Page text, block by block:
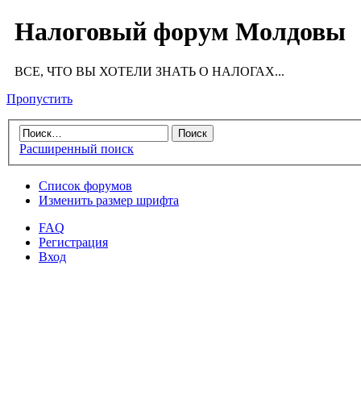
Налоговый форум Молдовы
ВСЕ, ЧТО ВЫ ХОТЕЛИ ЗНАТЬ О НАЛОГАХ...
Пропустить
Расширенный поиск
Список форумов
Изменить размер шрифта
FAQ
Регистрация
Вход